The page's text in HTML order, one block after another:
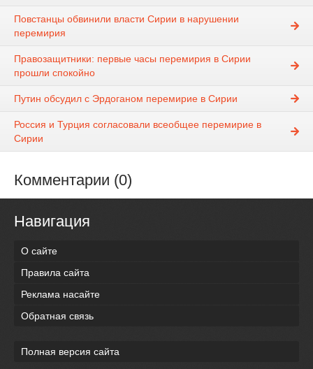
Повстанцы обвинили власти Сирии в нарушении
перемирия
Правозащитники: первые часы перемирия в Сирии
прошли спокойно
Путин обсудил с Эрдоганом перемирие в Сирии
Россия и Турция согласовали всеобщее перемирие в
Сирии
Комментарии (0)
Навигация
О сайте
Правила сайта
Реклама насайте
Обратная связь
Полная версия сайта